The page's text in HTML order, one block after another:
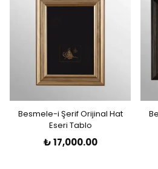
Besmele-i Şerif Orijinal Hat
Eseri Tablo
₺ 17,000.00